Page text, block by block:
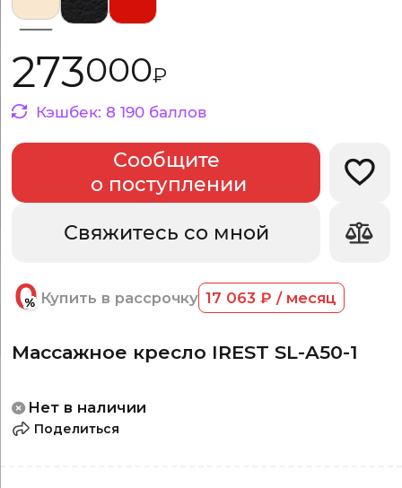
Массажное кресло IREST SL-A50-1
Нет в наличии
Поделиться
273000₽
Кэшбек: 8 190 баллов
Свяжитесь со мной
Сообщите
о поступлении
Купить в рассрочку 17 063 ₽ / месяц